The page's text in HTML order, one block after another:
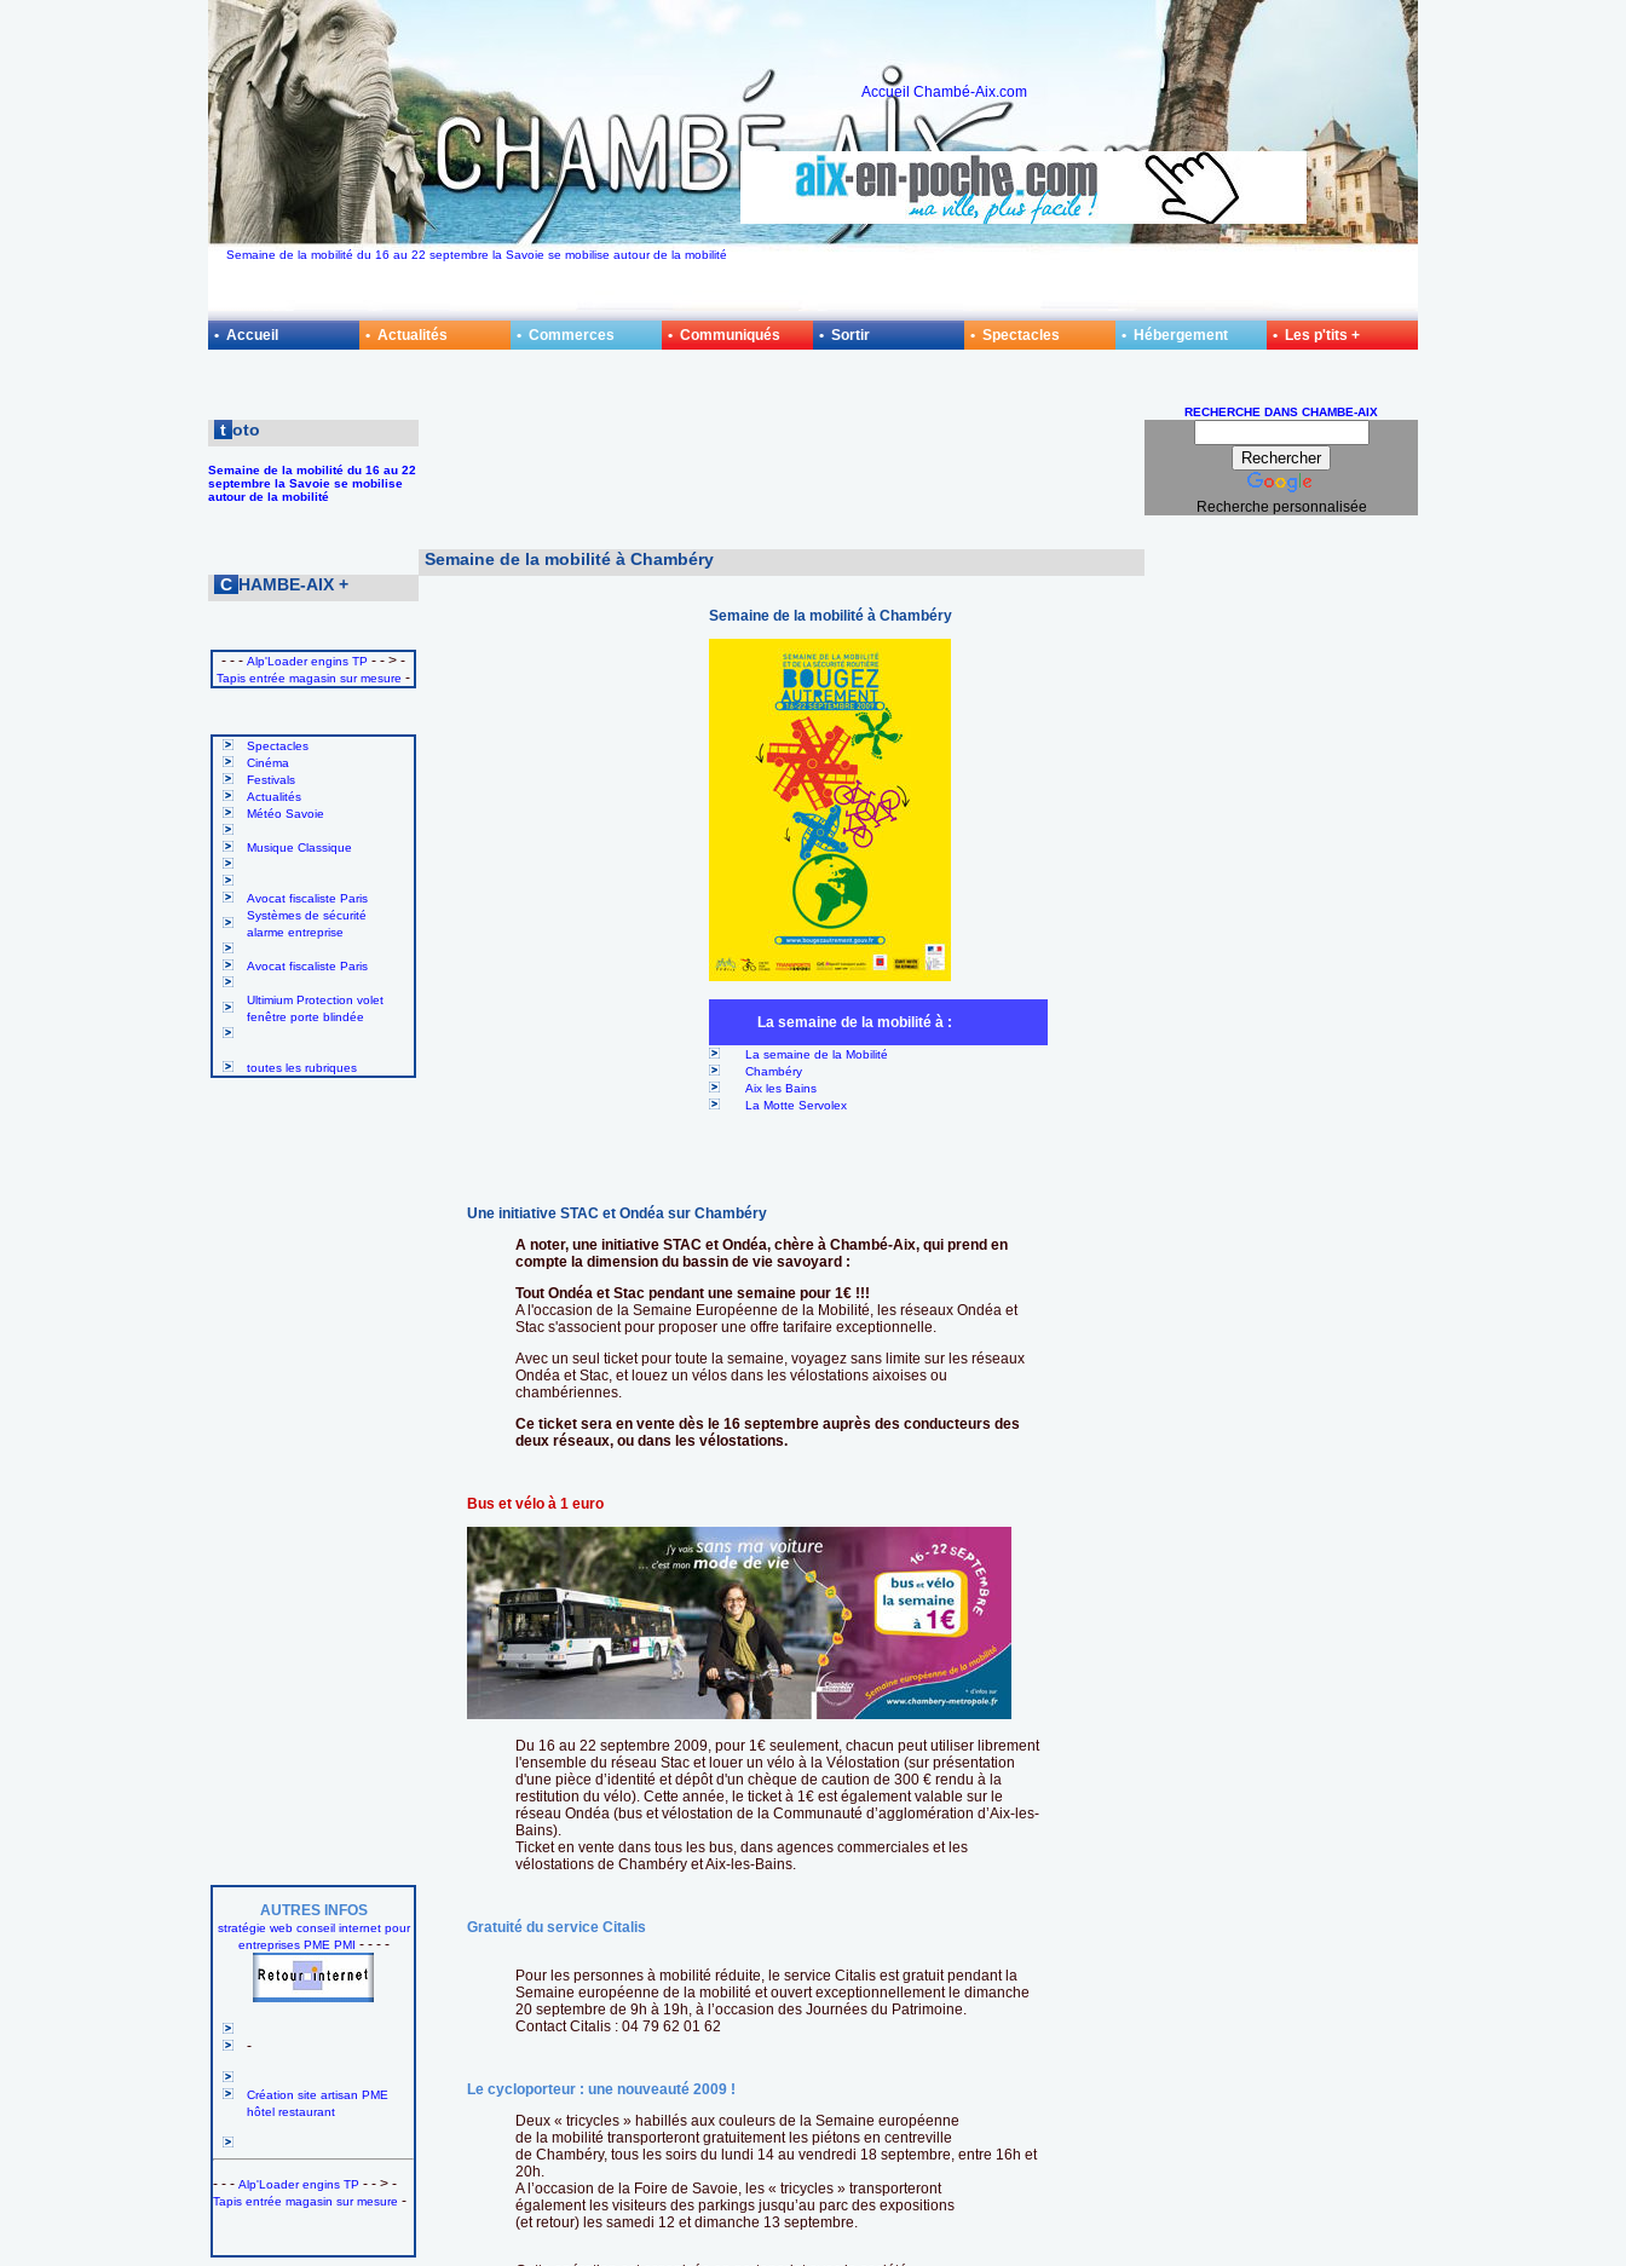
Semaine de la mobilité du 16 au 22 septembre la Savoie se mobilise autour de la mobilité
Accueil Chambé-Aix.com
t oto
Semaine de la mobilité du 16 au 22
septembre la Savoie se mobilise
autour de la mobilité
RECHERCHE DANS CHAMBE-AIX
Recherche personnalisée
C HAMBE-AIX +
- - - Alp'Loader engins TP - - > -
Tapis entrée magasin sur mesure -
Spectacles
Cinéma
Festivals
Actualités
Météo Savoie
Musique Classique
Avocat fiscaliste Paris
Systèmes de sécurité
alarme entreprise
Avocat fiscaliste Paris
Ultimium Protection volet
fenêtre porte blindée
toutes les rubriques
AUTRES INFOS
stratégie web conseil internet pour
entreprises PME PMI - - - -
-
Création site artisan PME
hôtel restaurant
- - - Alp'Loader engins TP - - > -
Tapis entrée magasin sur mesure -
Semaine de la mobilité à Chambéry
Semaine de la mobilité à Chambéry
La semaine de la mobilité à :
La semaine de la Mobilité
Chambéry
Aix les Bains
La Motte Servolex
Une initiative STAC et Ondéa sur Chambéry
A noter, une initiative STAC et Ondéa, chère à Chambé-Aix, qui prend en
compte la dimension du bassin de vie savoyard :
Tout Ondéa et Stac pendant une semaine pour 1€ !!!
A l'occasion de la Semaine Européenne de la Mobilité, les réseaux Ondéa et
Stac s'associent pour proposer une offre tarifaire exceptionnelle.
Avec un seul ticket pour toute la semaine, voyagez sans limite sur les réseaux
Ondéa et Stac, et louez un vélos dans les vélostations aixoises ou
chambériennes.
Ce ticket sera en vente dès le 16 septembre auprès des conducteurs des
deux réseaux, ou dans les vélostations.
Bus et vélo à 1 euro
Du 16 au 22 septembre 2009, pour 1€ seulement, chacun peut utiliser librement
l'ensemble du réseau Stac et louer un vélo à la Vélostation (sur présentation
d'une pièce d’identité et dépôt d'un chèque de caution de 300 € rendu à la
restitution du vélo). Cette année, le ticket à 1€ est également valable sur le
réseau Ondéa (bus et vélostation de la Communauté d’agglomération d’Aix-les-
Bains).
Ticket en vente dans tous les bus, dans agences commerciales et les
vélostations de Chambéry et Aix-les-Bains.
Gratuité du service Citalis
Pour les personnes à mobilité réduite, le service Citalis est gratuit pendant la
Semaine européenne de la mobilité et ouvert exceptionnellement le dimanche
20 septembre de 9h à 19h, à l’occasion des Journées du Patrimoine.
Contact Citalis : 04 79 62 01 62
Le cycloporteur : une nouveauté 2009 !
Deux « tricycles » habillés aux couleurs de la Semaine européenne
de la mobilité transporteront gratuitement les piétons en centreville
de Chambéry, tous les soirs du lundi 14 au vendredi 18 septembre, entre 16h et
20h.
A l’occasion de la Foire de Savoie, les « tricycles » transporteront
également les visiteurs des parkings jusqu’au parc des expositions
(et retour) les samedi 12 et dimanche 13 septembre.
• Accueil • Actualités • Commerces • Communiqués • Sortir • Spectacles • Hébergement • Les p'tits +